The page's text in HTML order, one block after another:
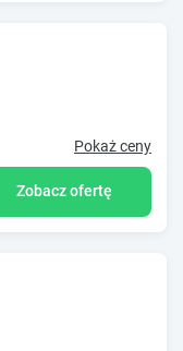
Pokaż ceny
Zobacz ofertę